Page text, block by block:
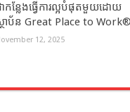
កន្លែងធ្វើការល្អបំផុតមួយដោយ
ាប័ន Great Place to
12, 2025